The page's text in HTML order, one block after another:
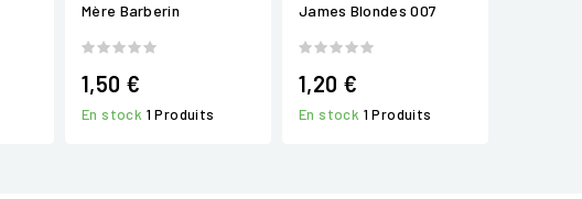
Mère Barberin
1,50 €
En stock 1 Produits
James Blondes 007
1,20 €
En stock 1 Produits